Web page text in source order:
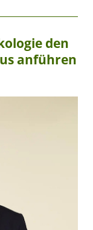
den
anführen